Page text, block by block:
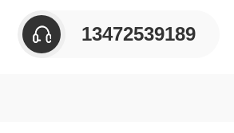
13472539189